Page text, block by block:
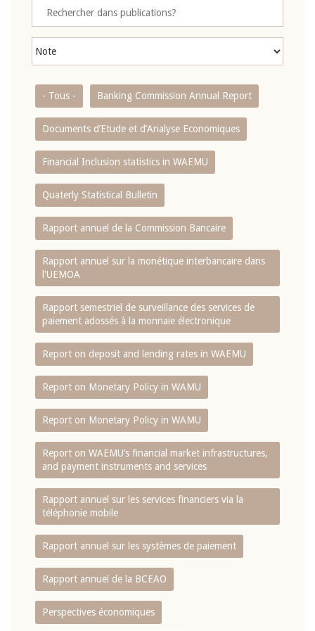
- Tous - Banking Commission Annual Report
Documents d’Etude et d’Analyse Economiques
Financial Inclusion statistics in WAEMU
Quaterly Statistical Bulletin
Rapport annuel de la Commission Bancaire
Rapport annuel sur la monétique interbancaire dans
l'UEMOA
Rapport semestriel de surveillance des services de
paiement adossés à la monnaie électronique
Report on deposit and lending rates in WAEMU
Report on Monetary Policy in WAMU
Report on Monetary Policy in WAMU
Report on WAEMU’s financial market infrastructures,
and payment instruments and services
Rapport annuel sur les services financiers via la
téléphonie mobile
Rapport annuel sur les systèmes de paiement
Rapport annuel de la BCEAO
Perspectives économiques